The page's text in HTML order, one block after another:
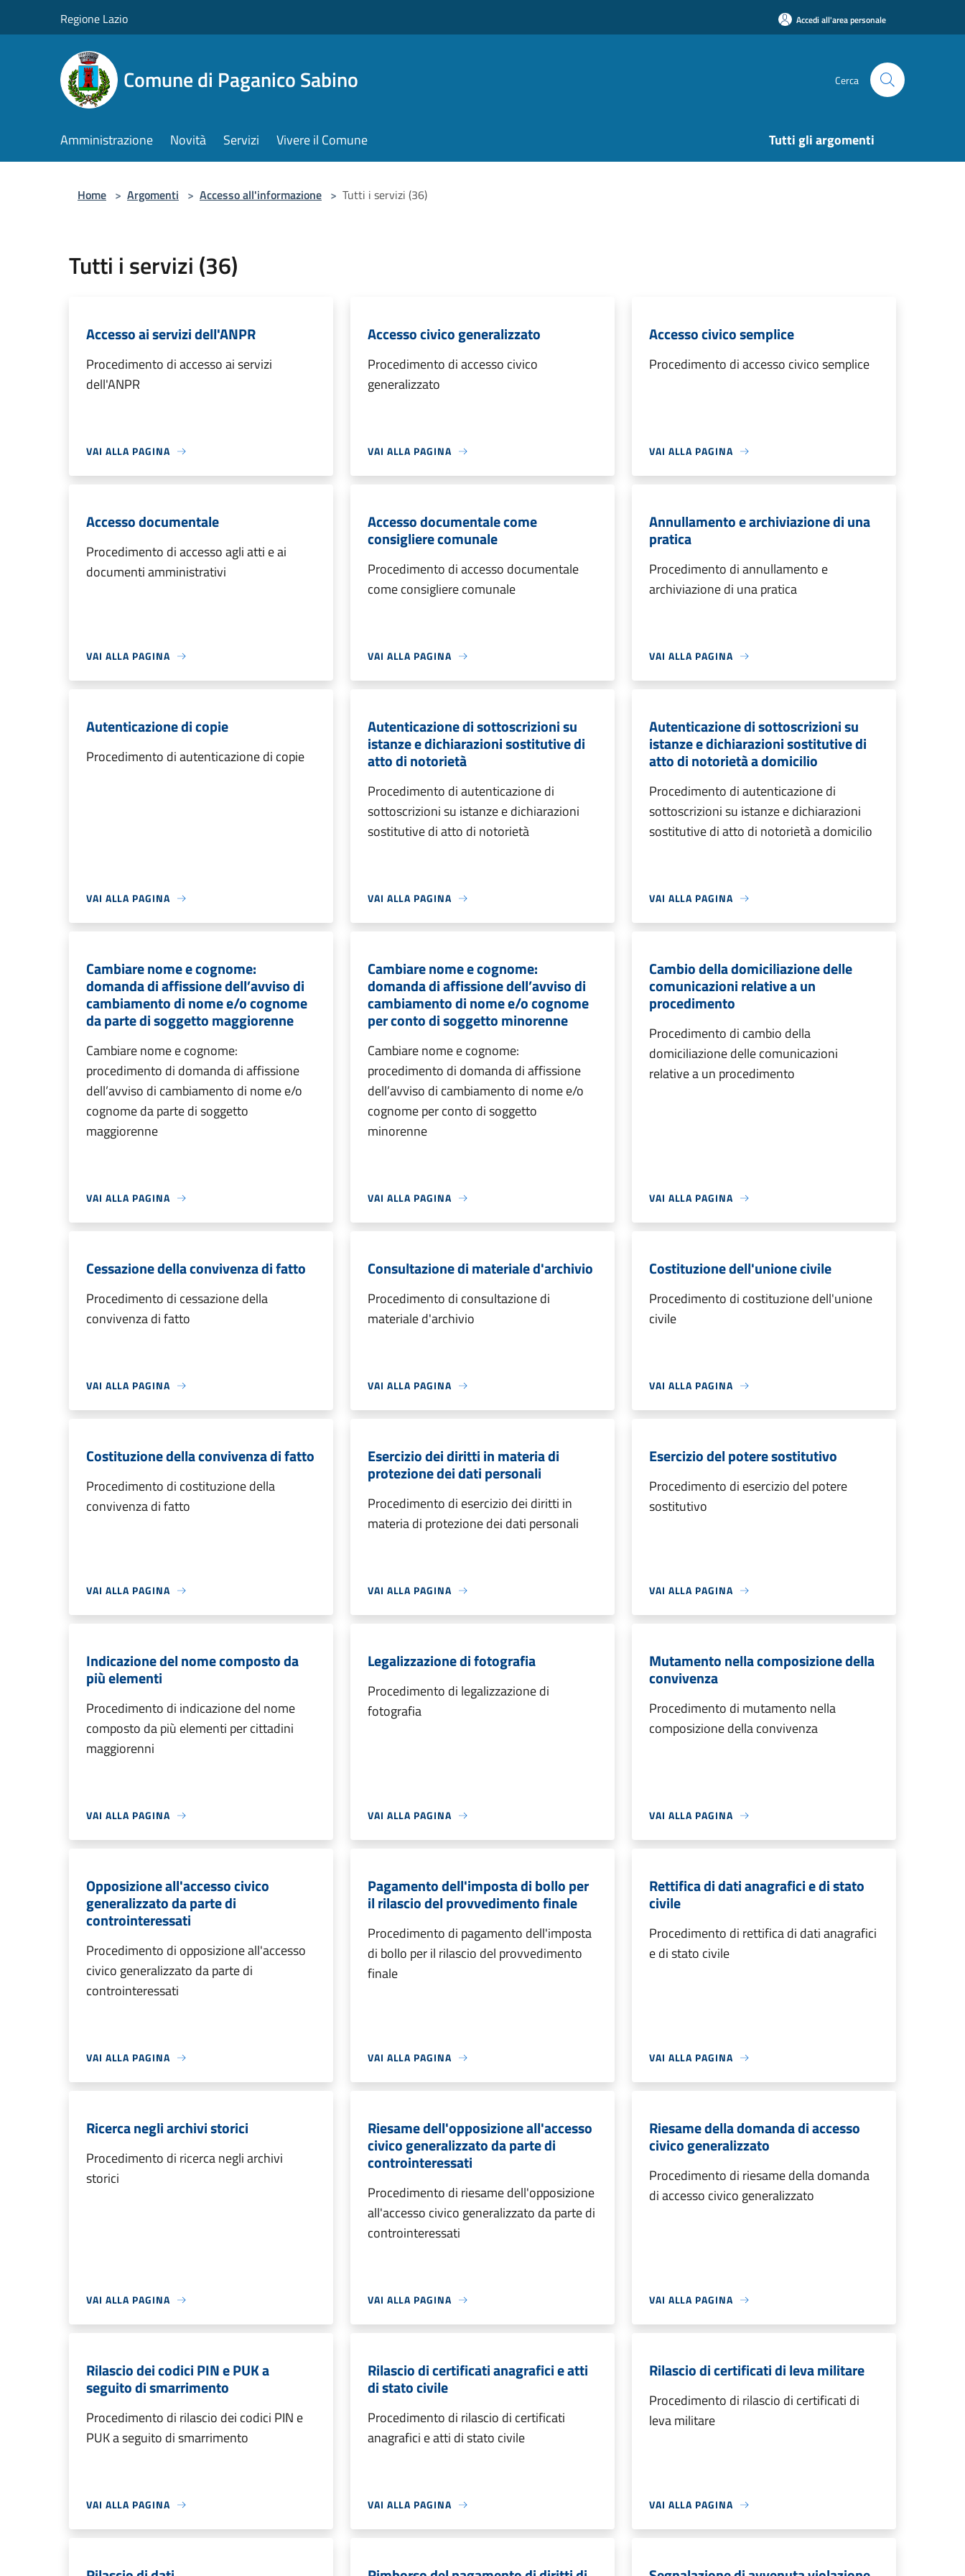
Regione Lazio Accedi all'area personale
Comune di Paganico Sabino Cerca
Amministrazione Novità Servizi Vivere il Comune Tutti gli argomenti
Home > Argomenti > Accesso all'informazione > Tutti i servizi (36)
Tutti i servizi (36)
Accesso ai servizi dell'ANPR
Procedimento di accesso ai servizi
dell'ANPR
VAI ALLA PAGINA
Accesso civico generalizzato
Procedimento di accesso civico
generalizzato
VAI ALLA PAGINA
Accesso civico semplice
Procedimento di accesso civico semplice
VAI ALLA PAGINA
Accesso documentale
Procedimento di accesso agli atti e ai
documenti amministrativi
VAI ALLA PAGINA
Accesso documentale come
consigliere comunale
Procedimento di accesso documentale
come consigliere comunale
VAI ALLA PAGINA
Annullamento e archiviazione di una
pratica
Procedimento di annullamento e
archiviazione di una pratica
VAI ALLA PAGINA
Autenticazione di copie
Procedimento di autenticazione di copie
VAI ALLA PAGINA
Autenticazione di sottoscrizioni su
istanze e dichiarazioni sostitutive di
atto di notorietà
Procedimento di autenticazione di
sottoscrizioni su istanze e dichiarazioni
sostitutive di atto di notorietà
VAI ALLA PAGINA
Autenticazione di sottoscrizioni su
istanze e dichiarazioni sostitutive di
atto di notorietà a domicilio
Procedimento di autenticazione di
sottoscrizioni su istanze e dichiarazioni
sostitutive di atto di notorietà a domicilio
VAI ALLA PAGINA
Cambiare nome e cognome:
domanda di affissione dell’avviso di
cambiamento di nome e/o cognome
da parte di soggetto maggiorenne
Cambiare nome e cognome:
procedimento di domanda di affissione
dell’avviso di cambiamento di nome e/o
cognome da parte di soggetto
maggiorenne
VAI ALLA PAGINA
Cambiare nome e cognome:
domanda di affissione dell’avviso di
cambiamento di nome e/o cognome
per conto di soggetto minorenne
Cambiare nome e cognome:
procedimento di domanda di affissione
dell’avviso di cambiamento di nome e/o
cognome per conto di soggetto
minorenne
VAI ALLA PAGINA
Cambio della domiciliazione delle
comunicazioni relative a un
procedimento
Procedimento di cambio della
domiciliazione delle comunicazioni
relative a un procedimento
VAI ALLA PAGINA
Cessazione della convivenza di fatto
Procedimento di cessazione della
convivenza di fatto
VAI ALLA PAGINA
Consultazione di materiale d'archivio
Procedimento di consultazione di
materiale d'archivio
VAI ALLA PAGINA
Costituzione dell'unione civile
Procedimento di costituzione dell'unione
civile
VAI ALLA PAGINA
Costituzione della convivenza di fatto
Procedimento di costituzione della
convivenza di fatto
VAI ALLA PAGINA
Esercizio dei diritti in materia di
protezione dei dati personali
Procedimento di esercizio dei diritti in
materia di protezione dei dati personali
VAI ALLA PAGINA
Esercizio del potere sostitutivo
Procedimento di esercizio del potere
sostitutivo
VAI ALLA PAGINA
Indicazione del nome composto da
più elementi
Procedimento di indicazione del nome
composto da più elementi per cittadini
maggiorenni
VAI ALLA PAGINA
Legalizzazione di fotografia
Procedimento di legalizzazione di
fotografia
VAI ALLA PAGINA
Mutamento nella composizione della
convivenza
Procedimento di mutamento nella
composizione della convivenza
VAI ALLA PAGINA
Opposizione all'accesso civico
generalizzato da parte di
controinteressati
Procedimento di opposizione all'accesso
civico generalizzato da parte di
controinteressati
VAI ALLA PAGINA
Pagamento dell'imposta di bollo per
il rilascio del provvedimento finale
Procedimento di pagamento dell'imposta
di bollo per il rilascio del provvedimento
finale
VAI ALLA PAGINA
Rettifica di dati anagrafici e di stato
civile
Procedimento di rettifica di dati anagrafici
e di stato civile
VAI ALLA PAGINA
Ricerca negli archivi storici
Procedimento di ricerca negli archivi
storici
VAI ALLA PAGINA
Riesame dell'opposizione all'accesso
civico generalizzato da parte di
controinteressati
Procedimento di riesame dell'opposizione
all'accesso civico generalizzato da parte di
controinteressati
VAI ALLA PAGINA
Riesame della domanda di accesso
civico generalizzato
Procedimento di riesame della domanda
di accesso civico generalizzato
VAI ALLA PAGINA
Rilascio dei codici PIN e PUK a
seguito di smarrimento
Procedimento di rilascio dei codici PIN e
PUK a seguito di smarrimento
VAI ALLA PAGINA
Rilascio di certificati anagrafici e atti
di stato civile
Procedimento di rilascio di certificati
anagrafici e atti di stato civile
VAI ALLA PAGINA
Rilascio di certificati di leva militare
Procedimento di rilascio di certificati di
leva militare
VAI ALLA PAGINA